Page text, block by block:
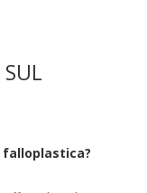
falloplastica?